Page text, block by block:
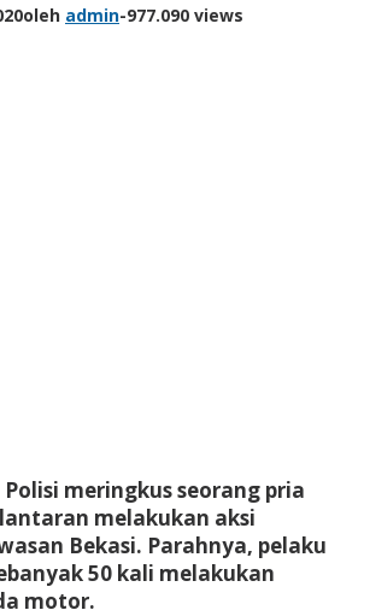
oleh admin-977.090 views
Polisi meringkus seorang pria
melakukan aksi
Bekasi. Parahnya, pelaku
50 kali melakukan
motor.